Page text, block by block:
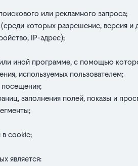
или рекламного запроса;
которых разрешение, версия и
IP-адрес);
иной программе, с помощью
используемых пользователем;
посещения;
заполнения полей, показы и
в cookie;
является: